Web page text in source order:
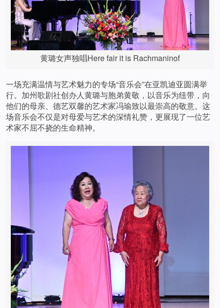
黄璐女声独唱Here fair it is Rachmaninof
一场充满温情与艺术魅力的专场“音乐会”在亚凯迪亚圆满举
行。加州歌剧社创办人黄璐与胞弟黄敬，以音乐为纽带，向
他们的母亲、德艺双馨的艺术家冯瑜致以最崇高的敬意。这
场音乐会不仅是对母爱与艺术的深情礼赞，更展现了一位艺
术家不屈不挠的生命精神。